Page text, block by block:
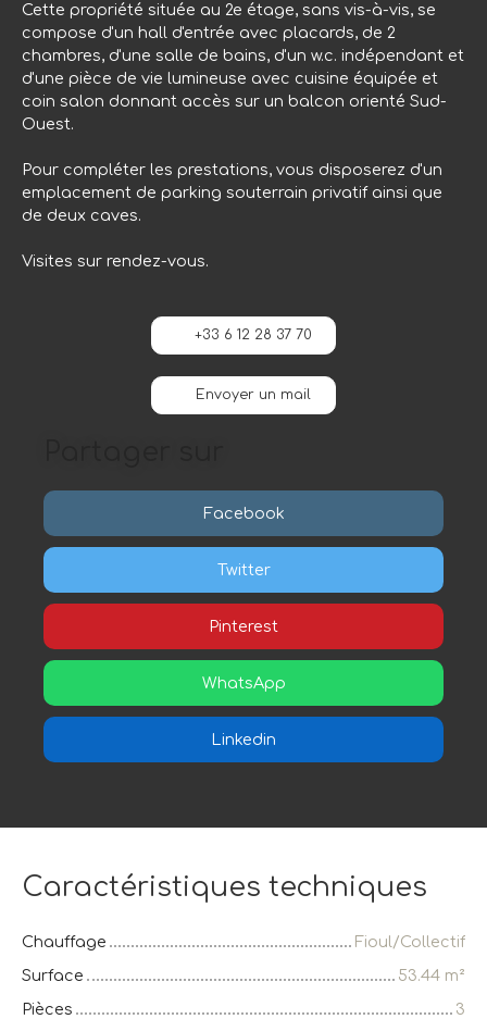
Cette propriété située au 2e étage, sans vis-à-vis, se
compose d'un hall d'entrée avec placards, de 2
chambres, d'une salle de bains, d'un w.c. indépendant et
d'une pièce de vie lumineuse avec cuisine équipée et
coin salon donnant accès sur un balcon orienté Sud-
Ouest.
Pour compléter les prestations, vous disposerez d'un
emplacement de parking souterrain privatif ainsi que
de deux caves.
Visites sur rendez-vous.
+33 6 12 28 37 70
Envoyer un mail
Facebook
Twitter
Pinterest
WhatsApp
Linkedin
Caractéristiques techniques
Chauffage
Fioul/Collectif
Surface
53.44 m²
Pièces
3